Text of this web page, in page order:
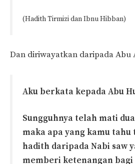
(Hadith Tirmizi dan Ibnu Hibban)
Dan diriwayatkan daripada Abu
Aku berkata kepada Abu
Sungguhnya telah mati
maka apa yang kamu tahu
hadith daripada Nabi saw
memberi ketenangan